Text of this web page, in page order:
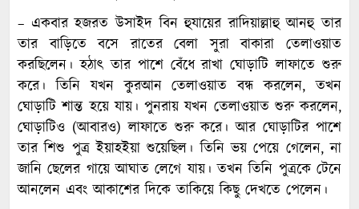
– একবার হজরত উসাইদ বিন হুযায়ের রাদিয়াল্লাহু আনহু তার
তার বাড়িতে বসে রাতের বেলা সুরা বাকারা তেলাওয়াত
করছিলেন। হঠাৎ তার পাশে বেঁধে রাখা ঘোড়াটি লাফাতে শুরু
করে। তিনি যখন কুরআন তেলাওয়াত বন্ধ করলেন, তখন
ঘোড়াটি শান্ত হয়ে যায়। পুনরায় যখন তেলাওয়াত শুরু করলেন,
ঘোড়াটিও (আবারও) লাফাতে শুরু করে। আর ঘোড়াটির পাশে
তার শিশু পুত্র ইয়াহইয়া শুয়েছিল। তিনি ভয় পেয়ে গেলেন, না
জানি ছেলের গায়ে আঘাত লেগে যায়। তখন তিনি পুত্রকে টেনে
আনলেন এবং আকাশের দিকে তাকিয়ে কিছু দেখতে পেলেন।